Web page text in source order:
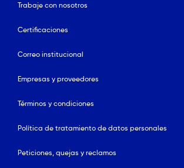
Trabaje con nosotros
Certificaciones
Correo institucional
Empresas y proveedores
Términos y condiciones
Política de tratamiento de datos personales
Peticiones, quejas y reclamos